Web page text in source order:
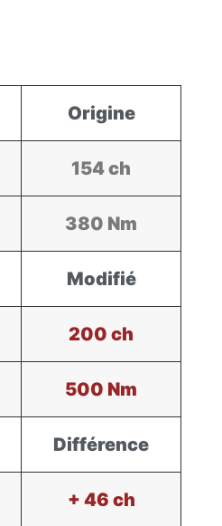
Origine
154 ch
380 Nm
Modifié
200 ch
500 Nm
Différence
+ 46 ch